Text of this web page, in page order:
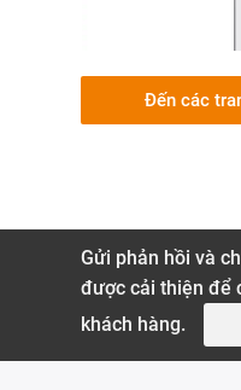
Đến các
Gửi phản hồi và
được cải thiện để
khách hàng.